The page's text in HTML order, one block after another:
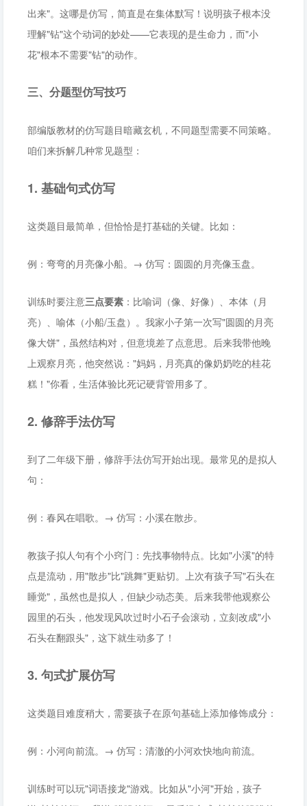
出来"。这哪是仿写，简直是在集体默写！说明孩子根本没
理解"钻"这个动词的妙处——它表现的是生命力，而"小
花"根本不需要"钻"的动作。
三、分题型仿写技巧
部编版教材的仿写题目暗藏玄机，不同题型需要不同策略。
咱们来拆解几种常见题型：
1. 基础句式仿写
这类题目最简单，但恰恰是打基础的关键。比如：
例：弯弯的月亮像小船。→ 仿写：圆圆的月亮像玉盘。
训练时要注意三点要素 ：比喻词（像、好像）、本体（月
亮）、喻体（小船/玉盘）。我家小子第一次写"圆圆的月亮
像大饼"，虽然结构对，但意境差了点意思。后来我带他晚
上观察月亮，他突然说："妈妈，月亮真的像奶奶吃的桂花
糕！"你看，生活体验比死记硬背管用多了。
2. 修辞手法仿写
到了二年级下册，修辞手法仿写开始出现。最常见的是拟人
句：
例：春风在唱歌。→ 仿写：小溪在散步。
教孩子拟人句有个小窍门：先找事物特点。比如"小溪"的特
点是流动，用"散步"比"跳舞"更贴切。上次有孩子写"石头在
睡觉"，虽然也是拟人，但缺少动态美。后来我带他观察公
园里的石头，他发现风吹过时小石子会滚动，立刻改成"小
石头在翻跟头"，这下就生动多了！
3. 句式扩展仿写
这类题目难度稍大，需要孩子在原句基础上添加修饰成分：
例：小河向前流。→ 仿写：清澈的小河欢快地向前流。
训练时可以玩"词语接龙"游戏。比如从"小河"开始，孩子